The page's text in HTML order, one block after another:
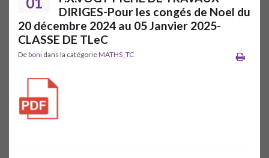
DIRIGES-Pour les congés de Noel du
20 décembre 2024 au 05 Janvier 2025-
CLASSE DE TLeC
Deboni dans la catégorieMATHS_TC